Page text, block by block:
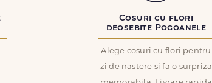
Cosuri cu flori
deosebite Pogoanele
Alege cosuri cu flori pentru
zi de nastere si fa o surpriza